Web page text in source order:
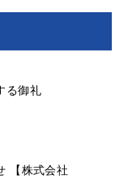
る御礼
【株式会社